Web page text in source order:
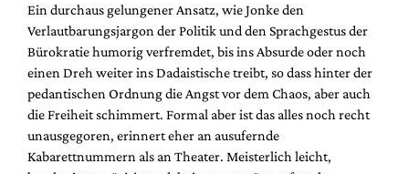
Ein durchaus gelungener Ansatz, wie Jonke den
Verlautbarungsjargon der Politik und den Sprachgestus der
Bürokratie humorig verfremdet, bis ins Absurde oder noch
einen Dreh weiter ins Dadaistische treibt, so dass hinter der
pedantischen Ordnung die Angst vor dem Chaos, aber auch
die Freiheit schimmert. Formal aber ist das alles noch recht
unausgegoren, erinnert eher an ausufernde
Kabarettnummern als an Theater. Meisterlich leicht,